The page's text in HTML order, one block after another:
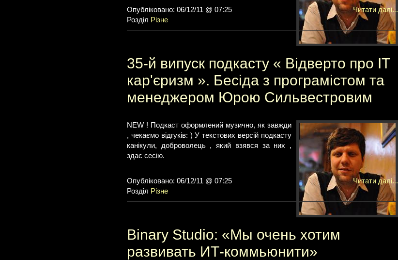
Опубліковано: 06/12/11 @ 07:25
Розділ Різне
Читати далі...
35-й випуск подкасту « Відверто про IT
кар'єризм ». Бесіда з програмістом та
менеджером Юрою Сильвестровим
NEW ! Подкаст оформлений музично, як завжди
, чекаємо відгуків: ) У текстових версій подкасту
канікули, доброволець , який взявся за них ,
здає сесію.
Опубліковано: 06/12/11 @ 07:25
Розділ Різне
Читати далі...
Binary Studio: «Мы очень хотим
развивать ИТ-коммьюнити»